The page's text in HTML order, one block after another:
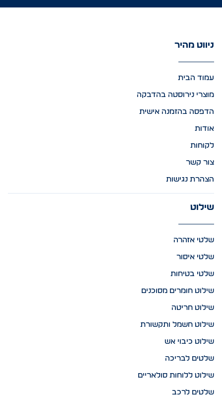
ניווט מהיר
עמוד הבית
מוצרי נירוסטה בהדבקה
הדפסה בהזמנה אישית
אודות
לקוחות
צור קשר
הצהרת נגישות
שילוט
שלטי אזהרה
שלטי איסור
שלטי בטיחות
שילוט חומרים מסוכנים
שילוט חריטה
שילוט חשמל ותקשורת
שילוט כיבוי אש
שלטים לבריכה
שילוט ללוחות סולאריים
שלטים לרכב